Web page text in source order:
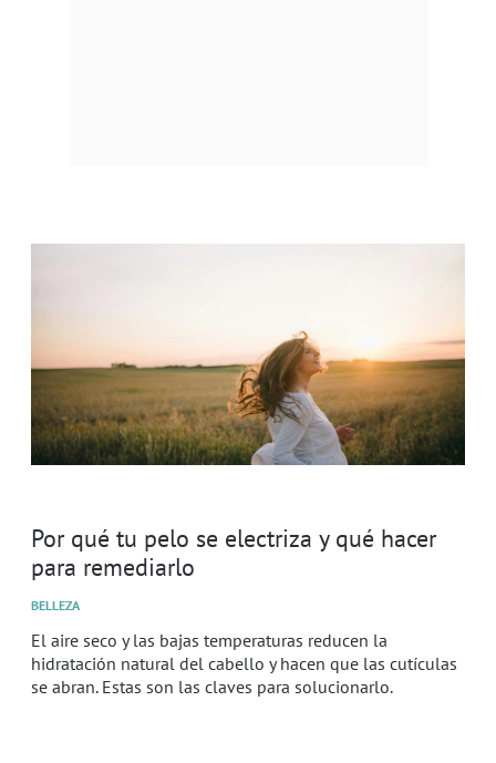
Por qué tu pelo se electriza y qué hacer
para remediarlo
BELLEZA
El aire seco y las bajas temperaturas reducen la
hidratación natural del cabello y hacen que las cutículas
se abran. Estas son las claves para solucionarlo.